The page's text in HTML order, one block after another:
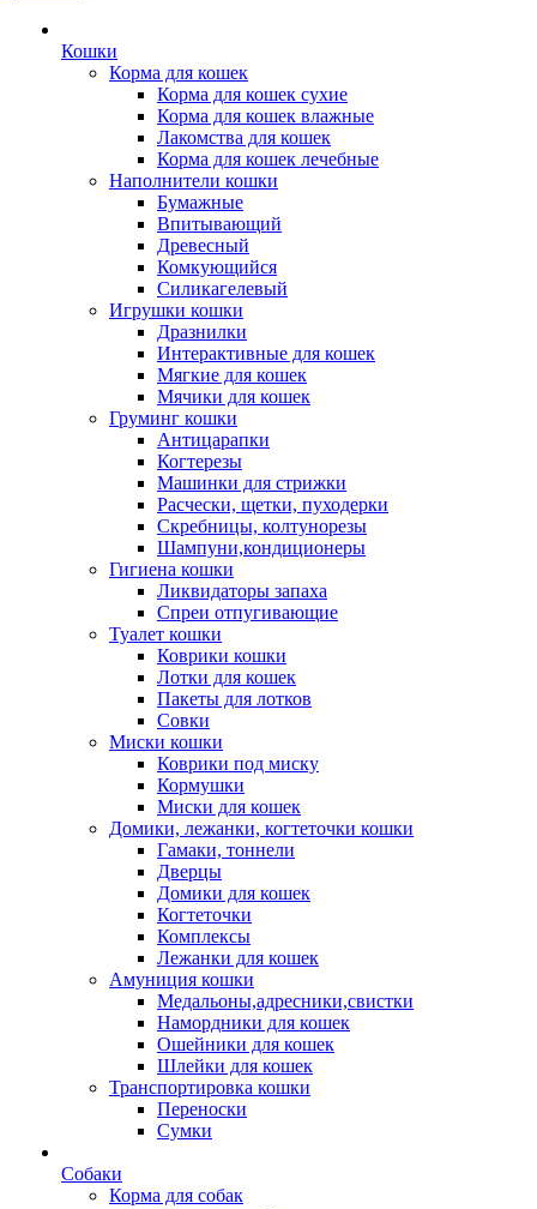
Кошки
Корма для кошек
Корма для кошек сухие
Корма для кошек влажные
Лакомства для кошек
Корма для кошек лечебные
Наполнители кошки
Бумажные
Впитывающий
Древесный
Комкующийся
Силикагелевый
Игрушки кошки
Дразнилки
Интерактивные для кошек
Мягкие для кошек
Мячики для кошек
Груминг кошки
Антицарапки
Когтерезы
Машинки для стрижки
Расчески, щетки, пуходерки
Скребницы, колтунорезы
Шампуни,кондиционеры
Гигиена кошки
Ликвидаторы запаха
Спреи отпугивающие
Туалет кошки
Коврики кошки
Лотки для кошек
Пакеты для лотков
Совки
Миски кошки
Коврики под миску
Кормушки
Миски для кошек
Домики, лежанки, когтеточки кошки
Гамаки, тоннели
Дверцы
Домики для кошек
Когтеточки
Комплексы
Лежанки для кошек
Амуниция кошки
Медальоны,адресники,свистки
Намордники для кошек
Ошейники для кошек
Шлейки для кошек
Транспортировка кошки
Переноски
Сумки
Собаки
Корма для собак